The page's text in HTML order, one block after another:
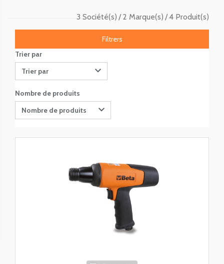
4 Produit(s)
2 Marque(s)
3 Société(s)
Filtrers
Trier par
Trier par
Nombre de produits
Nombre de produits